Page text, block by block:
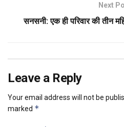
Next
सनसनी: एक ही परिवार की तीन
Leave a Reply
Your email address will not be
marked *